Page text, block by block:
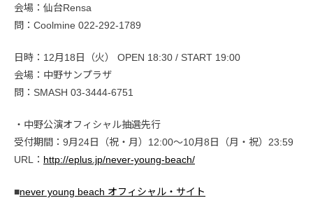
会場：仙台Rensa
問：Coolmine 022-292-1789
日時：12月18日（火） OPEN 18:30 / START 19:00
会場：中野サンプラザ
問：SMASH 03-3444-6751
・中野公演オフィシャル抽選先行
受付期間：9月24日（祝・月）12:00〜10月8日（月・祝）23:59
URL： http://eplus.jp/never-young-beach/
■never young beach オフィシャル・サイト